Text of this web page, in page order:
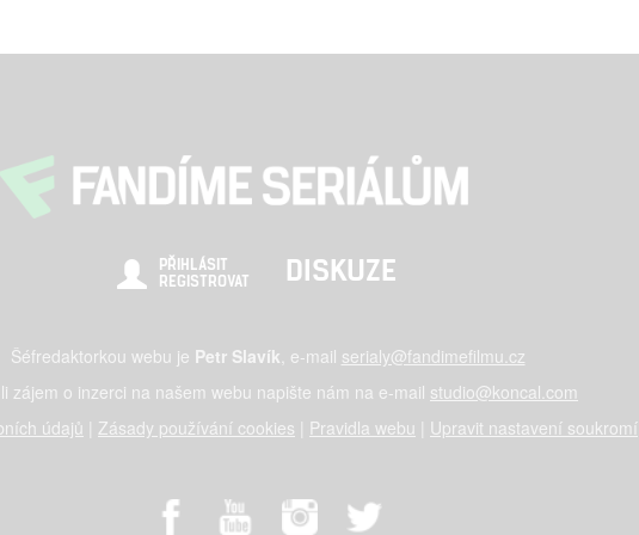
PŘIHLÁSIT
REGISTROVAT
DISKUZE
Šéfredaktorkou webu je Petr Slavík , e-mail serialy@fandimefilmu.cz
zájem o inzerci na našem webu napište nám na e-mail studio@koncal.com
údajů
Zásady používání cookies Pravidla webu Upravit nastavení soukromí